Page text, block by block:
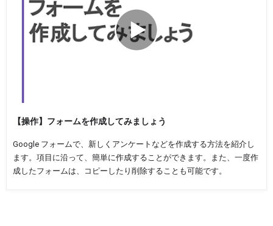
【操作】フォームを作成してみましょう
Google フォームで、新しくアンケートなどを作成する方法を紹介し
ます。項目に沿って、簡単に作成することができます。また、一度作
成したフォームは、コピーしたり削除することも可能です。